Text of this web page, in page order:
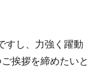
すし、力強く躍動
挨拶を締めたいと